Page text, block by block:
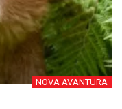
NOVA AVANTURA